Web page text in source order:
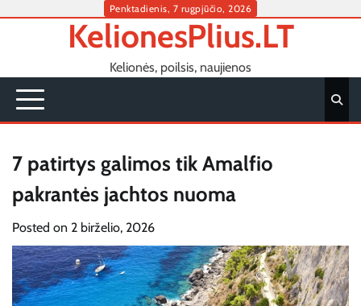
Penktadienis, 7 rugpjūčio, 2026
KelionesPlius.LT
Kelionės, poilsis, naujienos
7 patirtys galimos tik Amalfio
pakrantės jachtos nuoma
Posted on 2 birželio, 2026